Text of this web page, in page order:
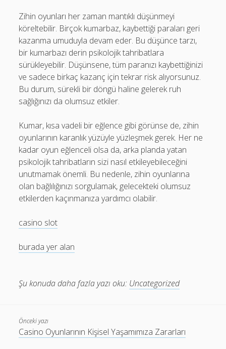
Zihin oyunları her zaman mantıklı düşünmeyi
köreltebilir. Birçok kumarbaz, kaybettiği paraları geri
kazanma umuduyla devam eder. Bu düşünce tarzı,
bir kumarbazı derin psikolojik tahribatlara
sürükleyebilir. Düşünsene, tüm paranızı kaybettiğinizi
ve sadece birkaç kazanç için tekrar risk alıyorsunuz.
Bu durum, sürekli bir döngü haline gelerek ruh
sağlığınızı da olumsuz etkiler.
Kumar, kısa vadeli bir eğlence gibi görünse de, zihin
oyunlarının karanlık yüzüyle yüzleşmek gerek. Her ne
kadar oyun eğlenceli olsa da, arka planda yatan
psikolojik tahribatların sizi nasıl etkileyebileceğini
unutmamak önemli. Bu nedenle, zihin oyunlarına
olan bağlılığınızı sorgulamak, gelecekteki olumsuz
etkilerden kaçınmanıza yardımcı olabilir.
casino slot
burada yer alan
Şu konuda daha fazla yazı oku: Uncategorized
Önceki yazı
Casino Oyunlarının Kişisel Yaşamımıza Zararları